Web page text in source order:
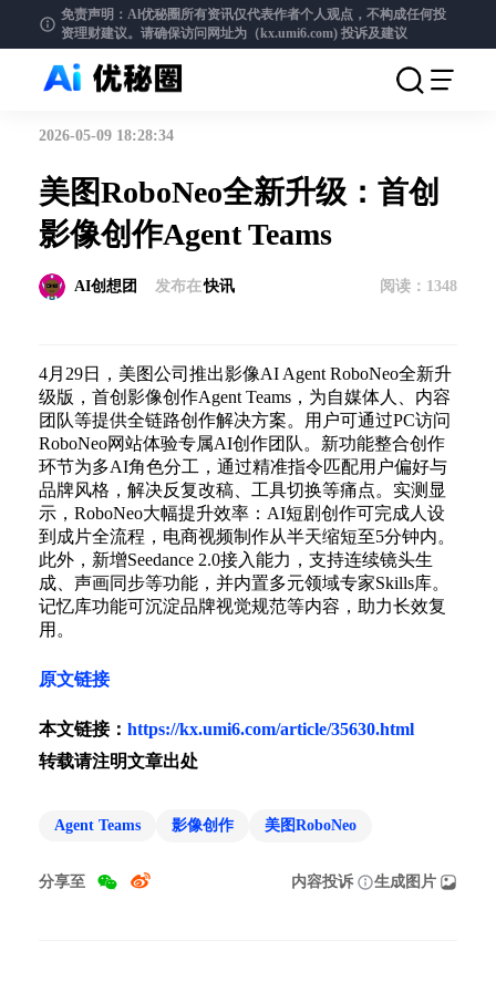
免责声明：Al优秘圈所有资讯仅代表作者个人观点，不构成任何投
资理财建议。请确保访问网址为（kx.umi6.com) 投诉及建议
2026-05-09 18:28:34
美图RoboNeo全新升级：首创
影像创作Agent Teams
AI创想团 发布在快讯 阅读： 1348
4月29日，美图公司推出影像AI Agent RoboNeo全新升
级版，首创影像创作Agent Teams，为自媒体人、内容
团队等提供全链路创作解决方案。用户可通过PC访问
RoboNeo网站体验专属AI创作团队。新功能整合创作
环节为多AI角色分工，通过精准指令匹配用户偏好与
品牌风格，解决反复改稿、工具切换等痛点。实测显
示，RoboNeo大幅提升效率：AI短剧创作可完成人设
到成片全流程，电商视频制作从半天缩短至5分钟内。
此外，新增Seedance 2.0接入能力，支持连续镜头生
成、声画同步等功能，并内置多元领域专家Skills库。
记忆库功能可沉淀品牌视觉规范等内容，助力长效复
用。
原文链接
本文链接： https://kx.umi6.com/article/35630.html
转载请注明文章出处
Agent Teams 影像创作 美图RoboNeo
分享至 内容投诉 生成图片